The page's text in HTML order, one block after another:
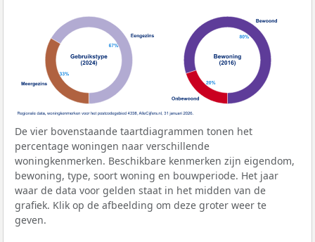
De vier bovenstaande taartdiagrammen tonen het
percentage woningen naar verschillende
woningkenmerken. Beschikbare kenmerken zijn eigendom,
bewoning, type, soort woning en bouwperiode. Het jaar
waar de data voor gelden staat in het midden van de
grafiek. Klik op de afbeelding om deze groter weer te
geven.